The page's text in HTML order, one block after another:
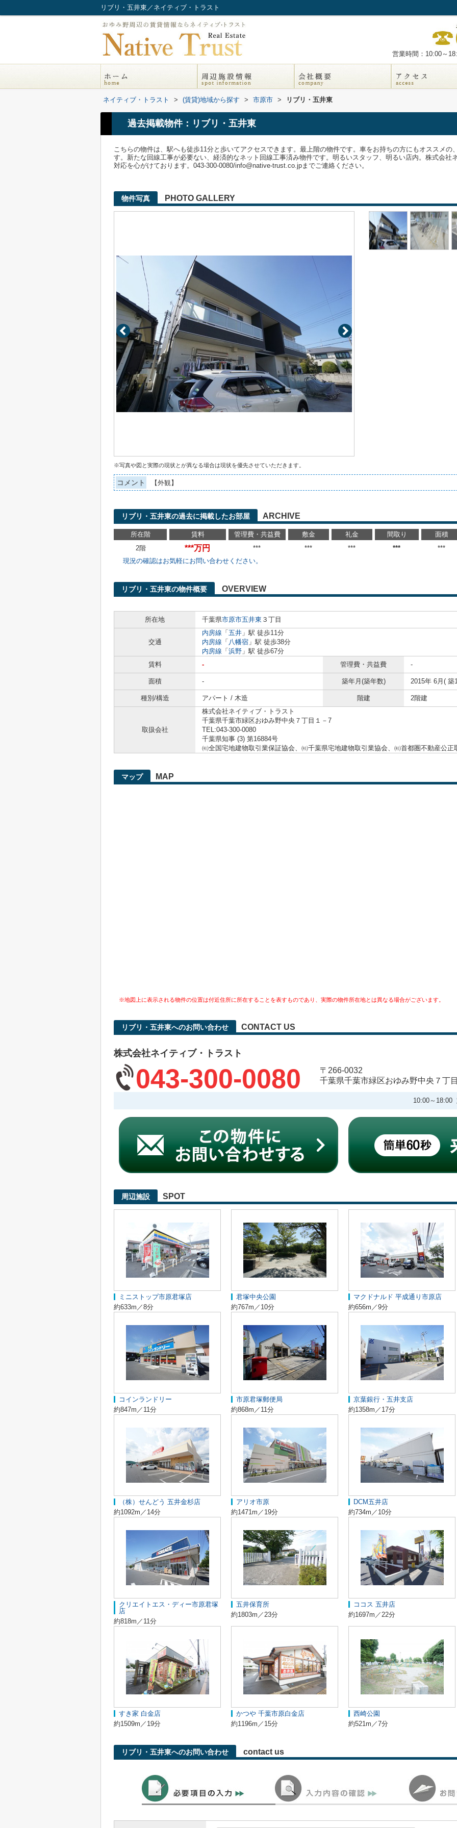
リブリ・五井東／ネイティブ・トラスト
営業時間：10:00～
ネイティブ・トラスト > (賃貸)地域から探す > 市原市 > リブリ・五井東
過去掲載物件：リブリ・五井東
こちらの物件は、駅へも徒歩11分と歩いてアクセスできます。最上階の物件です。車をお持ちの方にもオススメの
す。新たな回線工事が必要ない、経済的なネット回線工事済み物件です。明るいスタッフ、明るい店内。株式会社
対応を心がけております。043-300-0080/info@native-trust.co.jpまでご連絡ください。
物件写真 PHOTO GALLERY
※写真や図と実際の現状とが異なる場合は現状を優先させていただきます。
コメント 【外観】
リブリ・五井東の過去に掲載したお部屋 ARCHIVE
所在階 賃料 管理費・共益費 敷金 礼金 間取り 面積
2階
***万円 *** *** *** *** ***
現況の確認はお気軽にお問い合わせください。
リブリ・五井東の物件概要 OVERVIEW
所在地
千葉県市原市五井東 ３丁目
交通
内房線 「 五井 」駅 徒歩11分
内房線 「 八幡宿 」駅 徒歩38分
内房線 「 浜野 」駅 徒歩67分
賃料
- 管理費・共益費 -
面積 - 築年月(築年数) 2015年 6月( 築
種別/構造 アパート / 木造 階建 2階建
取扱会社
株式会社ネイティブ・トラスト
千葉県千葉市緑区おゆみ野中央７丁目１－7
TEL:043-300-0080
千葉県知事 (3) 第16884号
㈳全国宅地建物取引業保証協会、㈳千葉県宅地建物取引業協会、㈳首都圏不動産公正
マップ MAP
※地図上に表示される物件の位置は付近住所に所在することを表すものであり、実際の物件所在地とは異なる場合がございます。
リブリ・五井東へのお問い合わせ CONTACT US
株式会社ネイティブ・トラスト
043-300-0080
〒266-0032
千葉県千葉市緑区おゆみ野中央７丁
10:00～18:00
周辺施設 SPOT
ミニストップ市原君塚店
約633m／8分
君塚中央公園
約767m／10分
マクドナルド 平成通り市原店
約656m／9分
コインランドリー
約847m／11分
市原君塚郵便局
約868m／11分
京葉銀行・五井支店
約1358m／17分
（株）せんどう 五井金杉店
約1092m／14分
アリオ市原
約1471m／19分
DCM五井店
約734m／10分
クリエイトエス・ディー市原君塚
店
約818m／11分
五井保育所
約1803m／23分
ココス 五井店
約1697m／22分
すき家 白金店
約1509m／19分
かつや 千葉市原白金店
約1196m／15分
西崎公園
約521m／7分
リブリ・五井東へのお問い合わせ contact us